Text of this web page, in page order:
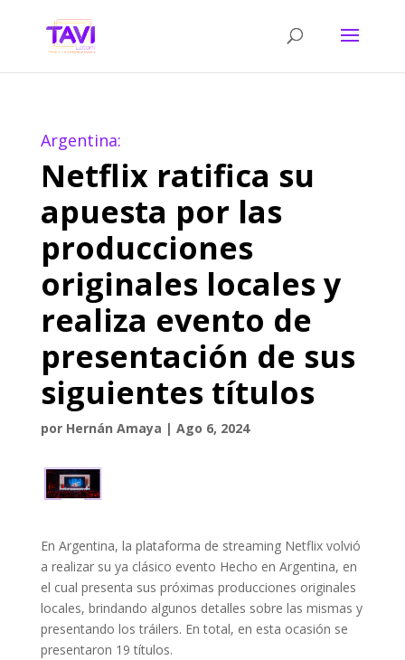
Argentina:
Netflix ratifica su
apuesta por las
producciones
originales locales y
realiza evento de
presentación de sus
siguientes títulos
por Hernán Amaya | Ago 6, 2024
En Argentina, la plataforma de streaming Netflix volvió
a realizar su ya clásico evento Hecho en Argentina, en
el cual presenta sus próximas producciones originales
locales, brindando algunos detalles sobre las mismas y
presentando los tráilers. En total, en esta ocasión se
presentaron 19 títulos.